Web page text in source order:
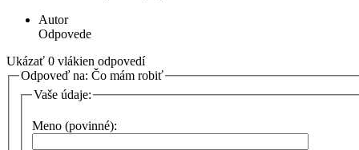
Autor
Odpovede
Ukázať 0 vlákien odpovedí
Odpoveď na: Čo mám robiť
Vaše údaje:
Meno (povinné):